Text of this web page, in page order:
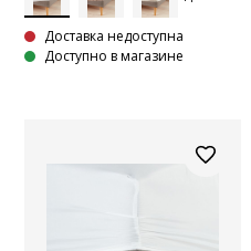
Доставка недоступна
Доступно в магазине